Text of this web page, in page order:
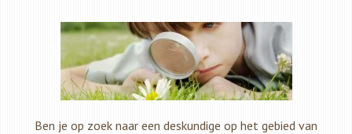
Ben je op zoek naar een deskundige op het gebied van